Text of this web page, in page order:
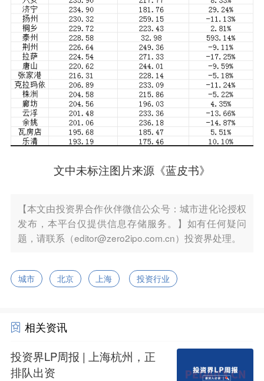
文中未标注图片来源《蓝皮书》
【本文由投资界合作伙伴微信公众号：城市进化论授权
发布，本平台仅提供信息存储服务。】如有任何疑问
题，请联系（editor@zero2ipo.com.cn）投资界处理。
城市 北京 上海 投资行业
相关资讯
投资界LP周报 | 上海杭州，正
排队出资